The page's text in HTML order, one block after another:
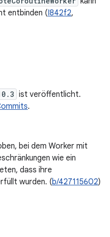
entbinden (I842f2,
ist veröffentlicht.
.
bei dem Worker mit
wie ein
dass ihre
wurden. (b/427115602)